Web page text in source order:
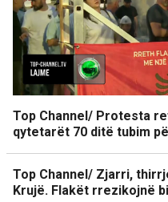
Top Channel/ Protesta
qytetarët 70 ditë tubim
Top Channel/ Zjarri,
Krujë. Flakët rrezikojnë